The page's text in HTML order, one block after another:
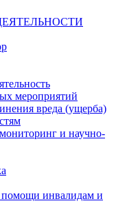
мероприятий
вреда (ущерба)
и научно-
помощи инвалидам и